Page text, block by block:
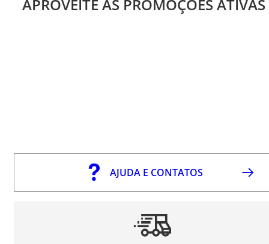
APROVEITE AS PROMOÇÕES ATIVAS
AJUDA E CONTATOS